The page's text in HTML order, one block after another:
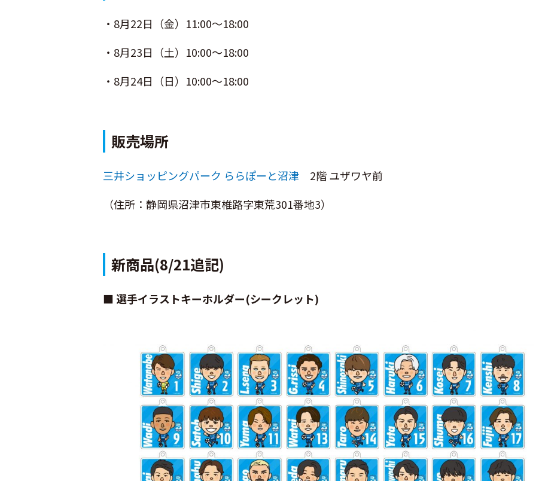
・8月22日（金）11:00～18:00
・8月23日（土）10:00～18:00
・8月24日（日）10:00～18:00
販売場所
三井ショッピングパーク ららぽーと沼津 2階 ユザワヤ前
（住所：静岡県沼津市東椎路字東荒301番地3）
新商品(8/21追記)
■ 選手イラストキーホルダー(シークレット)